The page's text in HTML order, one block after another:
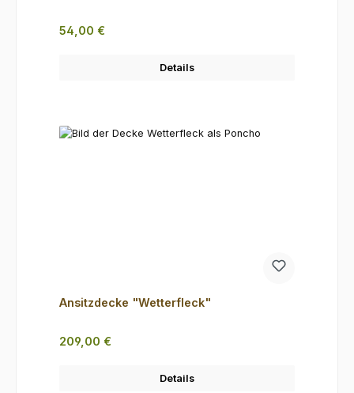
Regulärer Preis:
54,00 €
Details
Ansitzdecke "Wetterfleck"
Regulärer Preis:
209,00 €
Details